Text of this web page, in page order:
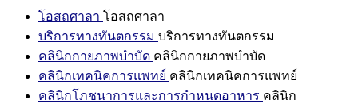
โอสถศาลา โอสถศาลา
บริการทางทันตกรรม บริการทางทันตกรรม
คลินิกกายภาพบำบัด คลินิกกายภาพบำบัด
คลินิกเทคนิคการแพทย์ คลินิกเทคนิคการแพทย์
คลินิกโภชนาการและการกำหนดอาหาร คลินิก